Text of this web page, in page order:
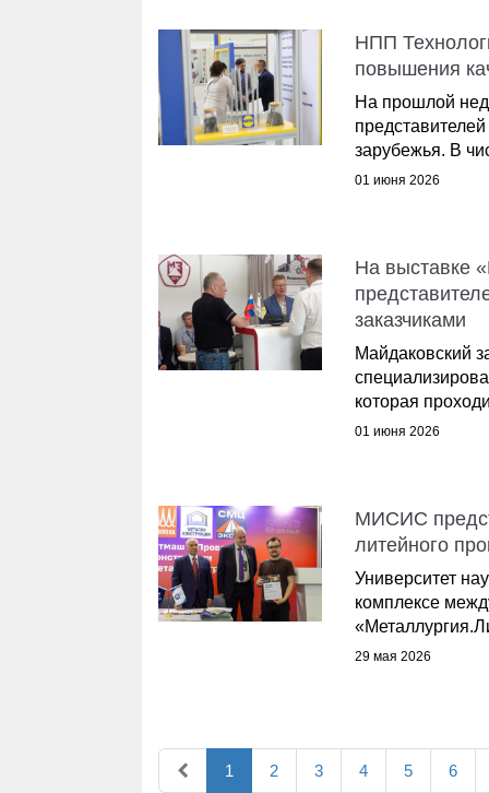
НПП
повышения
На прошлой
зарубежья. В
01 июня 2026
На выставке
заказчиками
Майдаковский
которая
01 июня 2026
МИСИС
литейного
Университет
комплексе
29 мая 2026
1 2 3 4 5 6